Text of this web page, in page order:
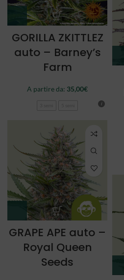
GORILLA ZKITTLEZ
auto – Barney’s
Farm
A partire da: 35,00€
GRAPE APE auto –
Royal Queen
Seeds